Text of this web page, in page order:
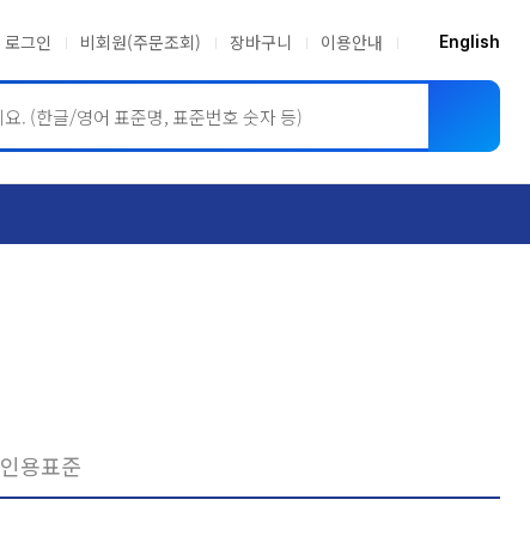
로그인 비회원(주문조회) 장바구니 이용안내 English
인용표준